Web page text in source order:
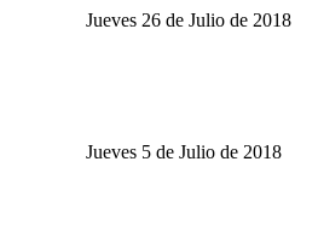
Jueves 26 de Julio de 2018
Jueves 5 de Julio de 2018